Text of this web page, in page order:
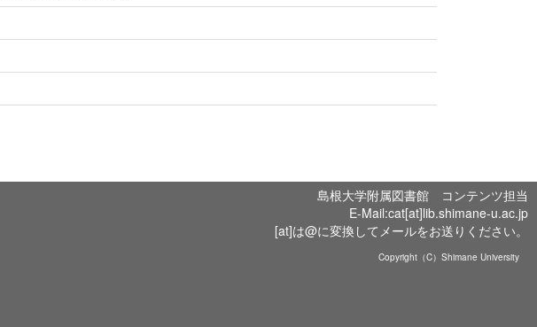
島根大学附属図書館 コンテンツ担当
E-Mail:cat[at]lib.shimane-u.ac.jp
[at]は@に変換してメールをお送りください。
Copyright（C）Shimane University